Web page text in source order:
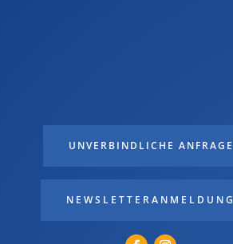
UNVERBINDLICHE ANFRAGE
NEWSLETTERANMELDUNG